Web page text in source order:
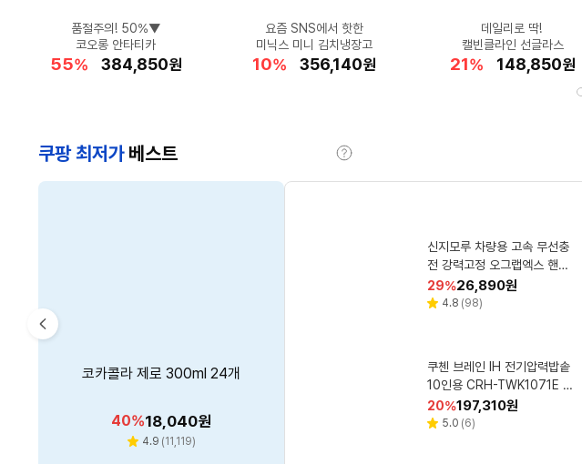
품격 있는 캐주얼
닥스 남성 스니커즈
할
32% 179,290원
하프클럽 여름 특가!
인견 심리스 브라 4종
할
20% 34,580원
단조 아이언 찾으세요?
JPX S30 추천~
할
38% 849,000원
아이코닉 무드
오니츠카타이거 멕시코 66
할
18% 177,890원
견고한 지지력
에이스침대 AB3
할
5% 2,196,000원
발볼 부자도 편-안한
아이더 트레킹화
할
32% 59,410원
에어컨 바람을 구석구석!
신일 3D 서큘레이터
할
23% 118,700원
요즘 러닝 필수템!
노스페이스 러닝 조끼
할
17% 198,770원
내일 바로 설치 가능한
LG 1위 김치냉장고
할
39 % 1,021,920원
★휴가철 인기백★
헤지스 위빙 토트M
할
10% 176,740원
보송한 피부 완성!
메이크업포에버 기획
할
18% 45,330원
★역대급 최저가★
요시다포터 포스 크로스백
할
24% 282,120원
품절주의! 50%▼
코오롱 안타티카
할
55% 384,850원
요즘 SNS에서 핫한
미닉스 미니 김치냉장고
할
10% 356,140원
데일리로 딱!
캘빈클라인 선글라스
할
21% 148,850원
쿠팡 최저가 베스트
도
움
말
스카트 주방 식탁 전용 물티슈
할
인
53%8,020원
별
4.5리
뷰
( 103)
세타필 울트라 젠틀 리프레싱
바디워시 1L 1개
할
인
41%14,130원
별 4.7 리
뷰
(1,585
블루나 본 퓨어 저자극 물티슈
캡형 40g 100매 10개
할
인
64%6,980원
종근당 차전자피 식이섬유
할
43%16,900원
별
4.6 리
뷰
(665)
HP 2025 옴니북 X 플립 14
코어Ultra5 Meteor Silver
512GB 16GB WIN11 Home
14-fm0062TU
할
인
16%1,333,990
별 4.8 리
뷰
(152
스너글 실내건조 섬유유연제
허거블 선샤인 본품 4L 1개
할
인
32%16,490원
별 4.9 리
뷰
(1,676
코카콜라 제로 300ml 24개
할
40%18,040원
별 4.9 리
뷰
(11,119)
신지모루 차량용 고속 무선충
전 강력고정 오그랩엑스 핸드
폰 거치대 15W 송풍구형 블랙
SOG_WIRE_MAX2_BK_SJ
할
인
29%26,890원
별 4.8 리
뷰
(98)
쿠첸 브레인 IH 전기압력밥솥
10인용 CRH-TWK1071E 베
이지
할
인
20%197,310원
별 5.0 리
뷰
(6)
BRAUN 시리즈 9 PRO+ 울트라
그라파이트
할
31%349,000원
별
4.8리
뷰
( 137)
쿠쿠 포터블 제빙기 CIM-AS
09M10S
할
인
66%95,000원
별 4.5 리
뷰
(13)
립톤 제로 복숭아 아이스티 3
55ml 48개
할
인
37%20,480원
별 4.7 리
뷰
(5,504
홈플래닛 QHD 웹캠 방송용
오토포커스 광시야각 마이크내장)
LX-V11
할
33%30,990원
홈스타 바르는 곰팡이 싹 세정
제 120ml 3개
할
인
37%8,400원
별 4.8 리
뷰
(21,774
베베앙 120 유아물티슈 캡형
50g 120매 10개
할
인
49%11,020원
별 4.4 리
뷰
(10
CM’s
Pick